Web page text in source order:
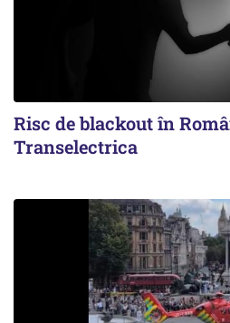
Risc de blackout în
Transelectrica